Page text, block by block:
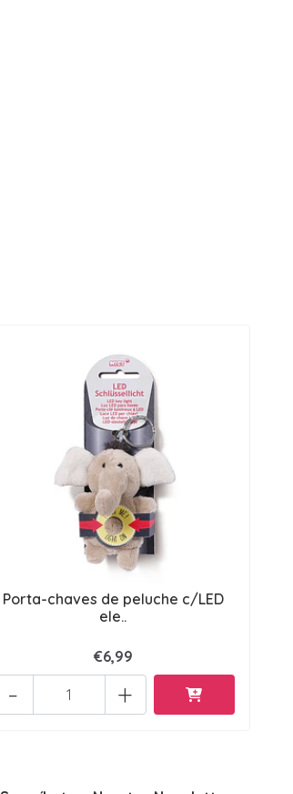
Porta-chaves de peluche c/LED
ele..
€6,99
+
-